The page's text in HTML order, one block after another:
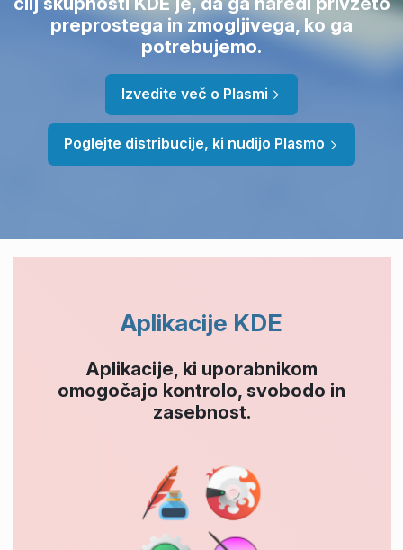
preprostega in zmogljivega, ko ga
potrebujemo.
Izvedite več o Plasmi
Poglejte distribucije, ki nudijo Plasmo
Aplikacije KDE
Aplikacije, ki uporabnikom
omogočajo kontrolo, svobodo in
zasebnost.